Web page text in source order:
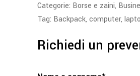
Categorie: Borse e zaini,
Tag: Backpack, computer,
Richiedi un